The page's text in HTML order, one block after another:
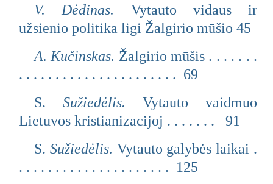
V. Dėdinas. Vytauto vidaus ir
užsienio politika ligi Žalgirio mūšio 45
A. Kučinskas. Žalgirio mūšis . . . . . . .
. . . . . . . . . . . . . . . . . . . . . . 69
S. Sužiedėlis. Vytauto vaidmuo
Lietuvos kristianizacijoj . . . . . . . 91
S. Sužiedėlis. Vytauto galybės laikai .
. . . . . . . . . . . . . . . . . . . . . 125